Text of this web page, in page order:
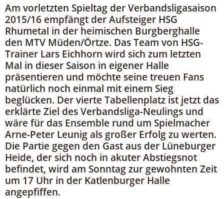
Am vorletzten Spieltag der Verbandsligasaison
2015/16 empfängt der Aufsteiger HSG
Rhumetal in der heimischen Burgberghalle
den MTV Müden/Örtze. Das Team von HSG-
Trainer Lars Eichhorn wird sich zum letzten
Mal in dieser Saison in eigener Halle
präsentieren und möchte seine treuen Fans
natürlich noch einmal mit einem Sieg
beglücken. Der vierte Tabellenplatz ist jetzt das
erklärte Ziel des Verbandsliga-Neulings und
wäre für das Ensemble rund um Spielmacher
Arne-Peter Leunig als großer Erfolg zu werten.
Die Partie gegen den Gast aus der Lüneburger
Heide, der sich noch in akuter Abstiegsnot
befindet, wird am Sonntag zur gewohnten Zeit
um 17 Uhr in der Katlenburger Halle
angepfiffen.